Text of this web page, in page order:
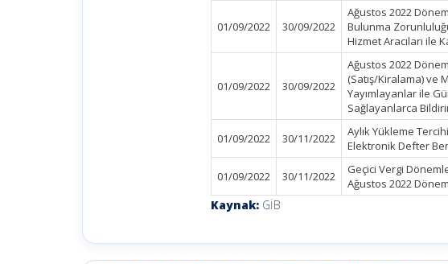
01/09/2022 30/09/2022
Ağustos 2022
Bulunma
Hizmet Aracıları ile
01/09/2022 30/09/2022
Ağustos 2022
(Satış/Kiralama) ve
Yayımlayanlar ile
Sağlayanlarca
01/09/2022 30/11/2022
Aylık Yükleme
Elektronik Defter
01/09/2022 30/11/2022
Geçici Vergi
Ağustos 2022
Kaynak: GİB